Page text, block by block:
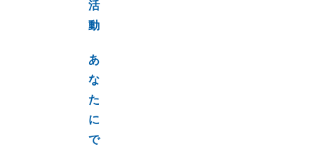
活
動
あ
な
た
に
で